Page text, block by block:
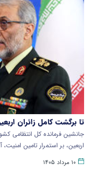
تا برگشت کامل زائران
جانشین فرمانده کل انتظامی
اربعین، بر استمرار تامین
۱۰ مرداد ۱۴۰۵